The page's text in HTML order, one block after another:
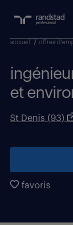
accueil / offres
et
St Denis (93)
favoris